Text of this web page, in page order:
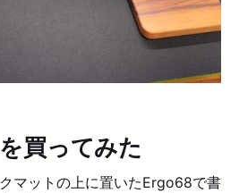
イ確認 * 遅ら
した。もっと早くから練習し
買ってみた
マットの上に置いたErgo68で書